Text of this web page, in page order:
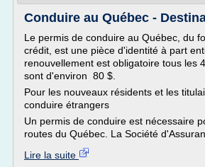
Conduire au Québec -
Le permis de conduire au Québec, du
crédit, est une pièce d'identité à part
renouvellement est obligatoire tous les
sont d'environ 80 $.
Pour les nouveaux résidents et les
conduire étrangers
Un permis de conduire est nécessaire
routes du Québec. La Société
Lire la suite